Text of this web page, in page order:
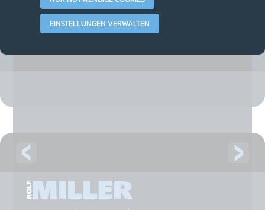
EINSTELLUNGEN VERWALTEN
3. Juli 2024 in Video